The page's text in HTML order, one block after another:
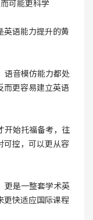
可能更科学
英语能力提升的黄
语音模仿能力都处
而更容易建立英语
开始托福备考，往
可控，可以更从容
更是一整套学术英
更快适应国际课程